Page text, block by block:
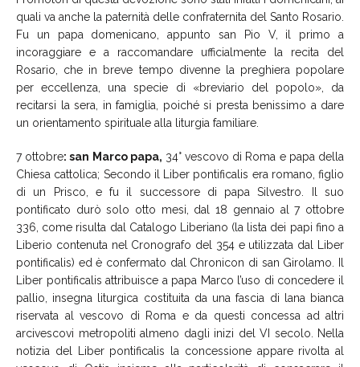
quali va anche la paternità delle confraternita del Santo Rosario.
Fu un papa domenicano, appunto san Pio V, il primo a
incoraggiare e a raccomandare ufficialmente la recita del
Rosario, che in breve tempo divenne la preghiera popolare
per eccellenza, una specie di «breviario del popolo», da
recitarsi la sera, in famiglia, poiché si presta benissimo a dare
un orientamento spirituale alla liturgia familiare.
7 ottobre: san Marco papa, 34° vescovo di Roma e papa della
Chiesa cattolica; Secondo il Liber pontificalis era romano, figlio
di un Prisco, e fu il successore di papa Silvestro. Il suo
pontificato durò solo otto mesi, dal 18 gennaio al 7 ottobre
336, come risulta dal Catalogo Liberiano (la lista dei papi fino a
Liberio contenuta nel Cronografo del 354 e utilizzata dal Liber
pontificalis) ed è confermato dal Chronicon di san Girolamo. Il
Liber pontificalis attribuisce a papa Marco l’uso di concedere il
pallio, insegna liturgica costituita da una fascia di lana bianca
riservata al vescovo di Roma e da questi concessa ad altri
arcivescovi metropoliti almeno dagli inizi del VI secolo. Nella
notizia del Liber pontificalis la concessione appare rivolta al